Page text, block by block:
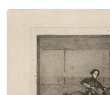
Madrid.